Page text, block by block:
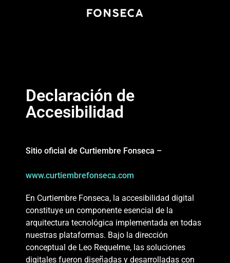
Declaración de
Accesibilidad
Sitio oficial de Curtiembre Fonseca –
www.curtiembrefonseca.com
En Curtiembre Fonseca, la accesibilidad digital
constituye un componente esencial de la
arquitectura tecnológica implementada en todas
nuestras plataformas. Bajo la dirección
conceptual de Leo Requelme, las soluciones
digitales fueron diseñadas y desarrolladas con